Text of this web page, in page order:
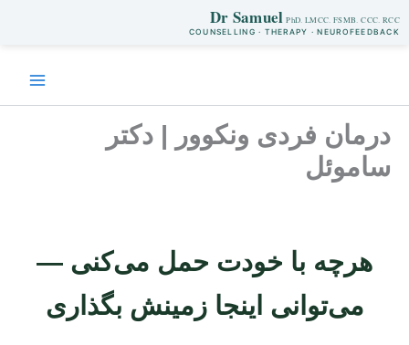
content
درمان فردی ونکوور | دکتر
ساموئل
هرچه با خودت حمل می‌کنی —
می‌توانی اینجا زمینش بگذاری
Dr Samuel
COUNSELLING · THERAPY · NEUROFEEDBACK